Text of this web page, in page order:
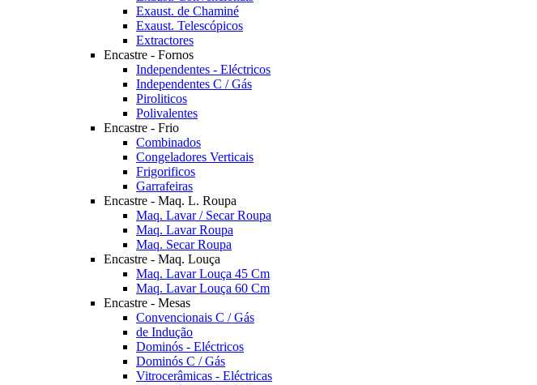
Exaust. de Chaminé
Exaust. Telescópicos
Extractores
Encastre - Fornos
Independentes - Eléctricos
Independentes C / Gás
Piroliticos
Polivalentes
Encastre - Frio
Combinados
Congeladores Verticais
Frigorificos
Garrafeiras
Encastre - Maq. L. Roupa
Maq. Lavar / Secar Roupa
Maq. Lavar Roupa
Maq. Secar Roupa
Encastre - Maq. Louça
Maq. Lavar Louça 45 Cm
Maq. Lavar Louça 60 Cm
Encastre - Mesas
Convencionais C / Gás
de Indução
Dominós - Eléctricos
Dominós C / Gás
Vitrocerâmicas - Eléctricas